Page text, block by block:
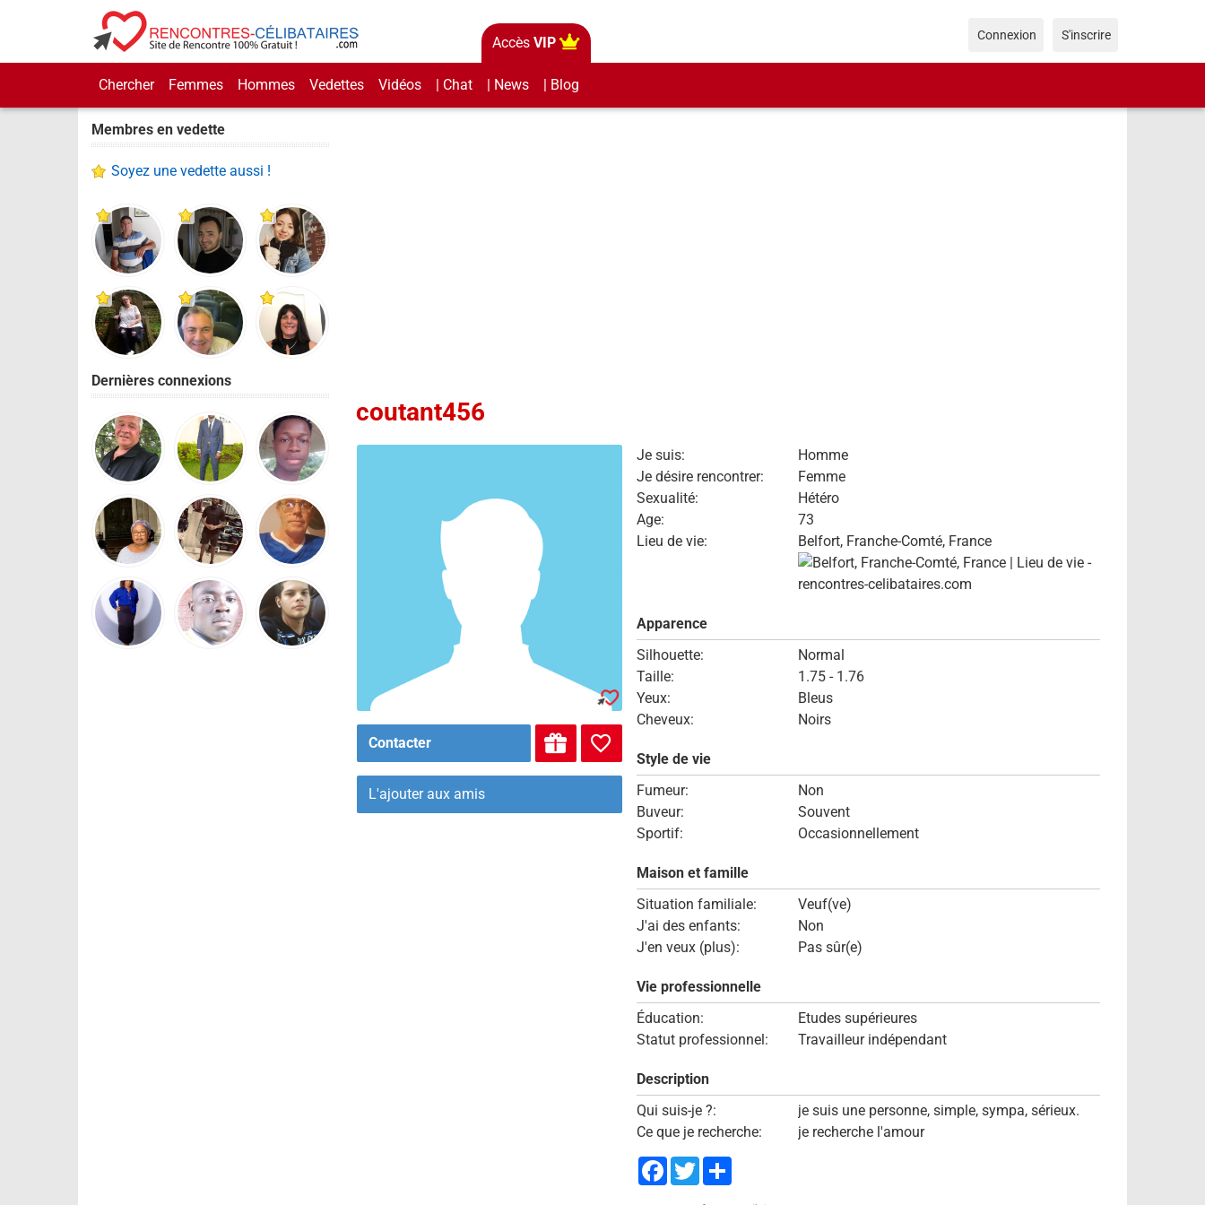
Accès VIP
Chercher Femmes Hommes Vedettes Vidéos | Chat | News | Blog
Connexion S'inscrire
Membres en vedette
Soyez une vedette aussi !
Dernières connexions
coutant456
Contacter
L'ajouter aux amis
Je suis:
Homme
Je désire rencontrer:
Femme
Sexualité:
Hétéro
Age:
73
Lieu de vie:
Belfort, Franche-Comté, France
Apparence
Silhouette:
Normal
Taille:
1.75 - 1.76
Yeux:
Bleus
Cheveux:
Noirs
Style de vie
Fumeur:
Non
Buveur:
Souvent
Sportif:
Occasionnellement
Maison et famille
Situation familiale:
Veuf(ve)
J'ai des enfants:
Non
J'en veux (plus):
Pas sûr(e)
Vie professionnelle
Éducation:
Etudes supérieures
Statut professionnel:
Travailleur indépendant
Description
Qui suis-je ?:
je suis une personne, simple, sympa, sérieux.
Ce que je recherche:
je recherche l'amour
Facebook
TwitterShare